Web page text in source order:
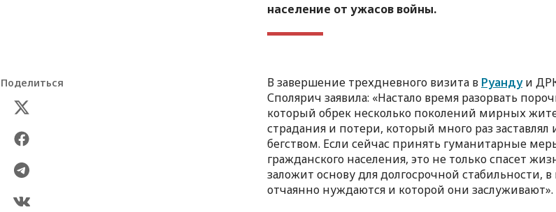
население от ужасов войны.
Поделиться В завершение трехдневного визита в Руандуи
Сполярич заявила: «Настало время разорвать
который обрек несколько поколений мирных
страдания и потери, который много раз заставлял
бегством. Если сейчас принять гуманитарные
гражданского населения, это не только спасет
заложит основу для долгосрочной стабильности,
отчаянно нуждаются и которой они заслуживают».